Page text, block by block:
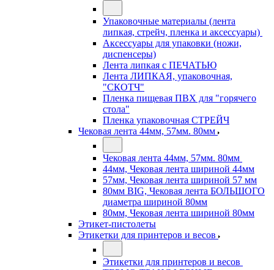
Упаковочные материалы (лента
липкая, стрейч, пленка и аксессуары)
Аксессуары для упаковки (ножи,
диспенсеры)
Лента липкая с ПЕЧАТЬЮ
Лента ЛИПКАЯ, упаковочная,
"СКОТЧ"
Пленка пищевая ПВХ для "горячего
стола"
Пленка упаковочная СТРЕЙЧ
Чековая лента 44мм, 57мм. 80мм
Чековая лента 44мм, 57мм. 80мм
44мм, Чековая лента шириной 44мм
57мм, Чековая лента шириной 57 мм
80мм BIG, Чековая лента БОЛЬШОГО
диаметра шириной 80мм
80мм, Чековая лента шириной 80мм
Этикет-пистолеты
Этикетки для принтеров и весов
Этикетки для принтеров и весов